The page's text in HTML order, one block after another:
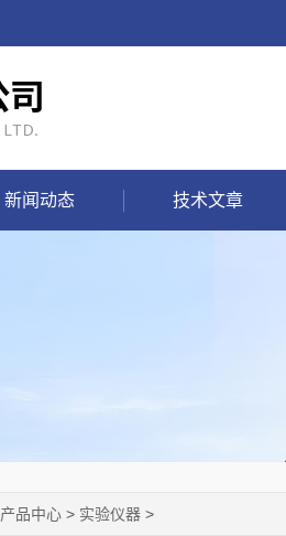
新闻动态 技术文章
产品中心 > 实验仪器 >